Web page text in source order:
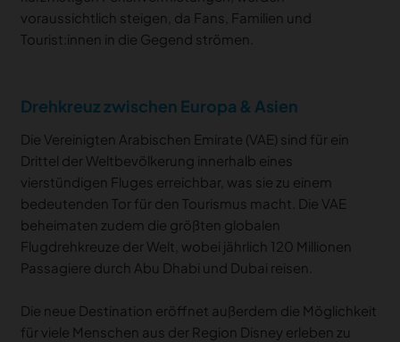
voraussichtlich steigen, da Fans, Familien und
Tourist:innen in die Gegend strömen.
Drehkreuz zwischen Europa & Asien
Die Vereinigten Arabischen Emirate (VAE) sind für ein
Drittel der Weltbevölkerung innerhalb eines
vierstündigen Fluges erreichbar, was sie zu einem
bedeutenden Tor für den Tourismus macht. Die VAE
beheimaten zudem die größten globalen
Flugdrehkreuze der Welt, wobei jährlich 120 Millionen
Passagiere durch Abu Dhabi und Dubai reisen.
Die neue Destination eröffnet außerdem die Möglichkeit
für viele Menschen aus der Region Disney erleben zu